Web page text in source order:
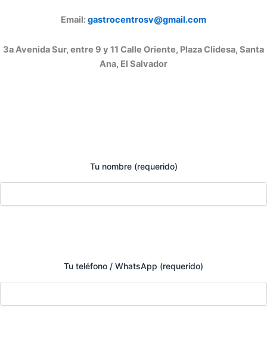
Email:gastrocentrosv@gmail.com
3a Avenida Sur, entre 9 y 11 Calle Oriente, Plaza Clidesa, Santa
Ana, El Salvador
Tu nombre (requerido)
Tu teléfono / WhatsApp (requerido)